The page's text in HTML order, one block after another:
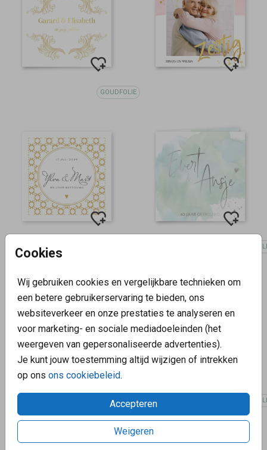
Cookies
Wij gebruiken cookies en vergelijkbare technieken om
een betere gebruikerservaring te bieden, ons
websiteverkeer en onze prestaties te analyseren en
voor marketing- en sociale mediadoeleinden (het
weergeven van gepersonaliseerde advertenties).
Je kunt jouw toestemming altijd wijzigen of intrekken
op ons ons cookiebeleid.
Accepteren
Weigeren
GOUDFOLIE